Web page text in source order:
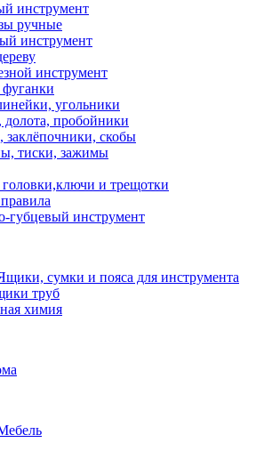
инструмент
ручные
инструмент
инструмент
угольники
долота, пробойники
заклёпочники, скобы
тиски, зажимы
и трещотки
губцевый инструмент
сумки и пояса для инструмента
труб
химия